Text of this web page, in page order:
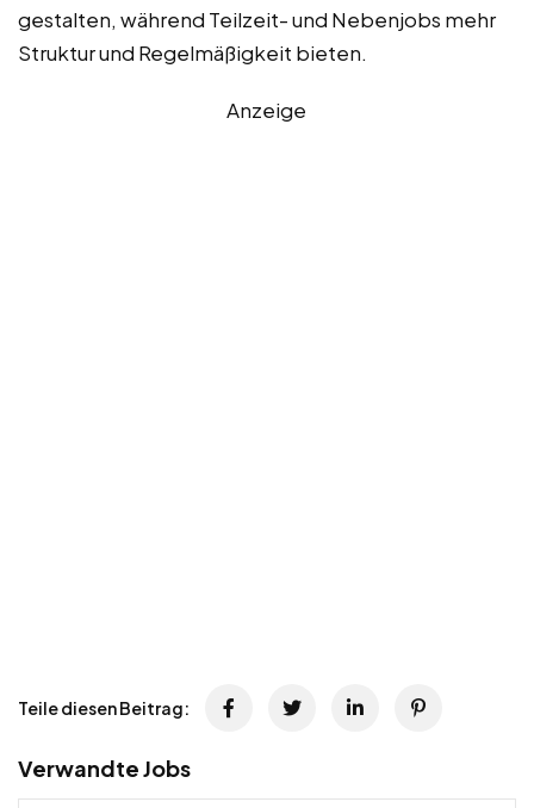
gestalten, während Teilzeit- und Nebenjobs mehr
Struktur und Regelmäßigkeit bieten.
Anzeige
Teile diesen Beitrag:
Verwandte Jobs